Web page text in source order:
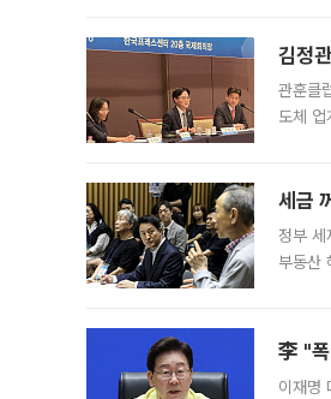
김정
관훈클
도체 업
세금
정부 세
부동산
李 "
이재명